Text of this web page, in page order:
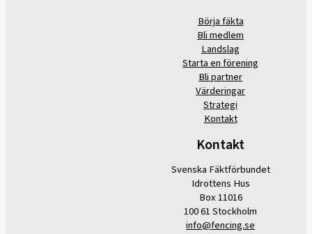
Börja fäkta
Bli medlem
Landslag
Starta en förening
Bli partner
Värderingar
Strategi
Kontakt
Kontakt
Svenska Fäktförbundet
Idrottens Hus
Box 11016
100 61 Stockholm
info@fencing.se